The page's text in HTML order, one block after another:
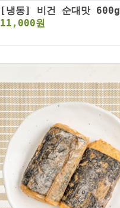
[냉동] 비건 순대맛 600g
11,000원